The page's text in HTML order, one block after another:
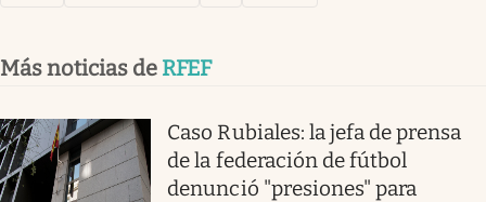
Más noticias de RFEF
Caso Rubiales: la jefa de prensa
de la federación de fútbol
denunció "presiones" para